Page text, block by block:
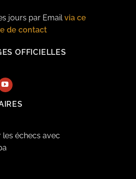
jours par Emailvia ce
de contact
OFFICIELLES
les échecs avec